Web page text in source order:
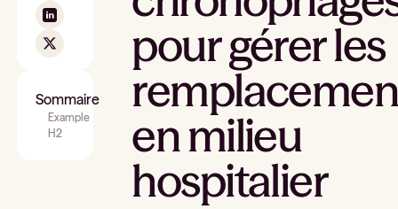
Sommaire
Example
H2
pour gérer les
en milieu
hospitalier